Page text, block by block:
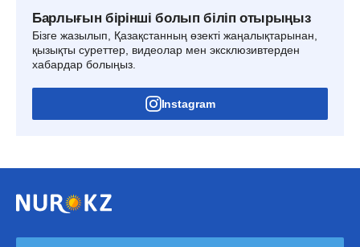
Барлығын бірінші болып біліп отырыңыз
Бізге жазылып, Қазақстанның өзекті жаңалықтарынан,
қызықты суреттер, видеолар мен эксклюзивтерден
хабардар болыңыз.
Instagram